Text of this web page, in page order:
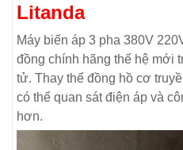
Litanda
Máy biến áp 3 pha 380V
đồng chính hãng thế hệ mới
tử. Thay thế đồng hồ cơ
có thể quan sát điện áp và
hơn.